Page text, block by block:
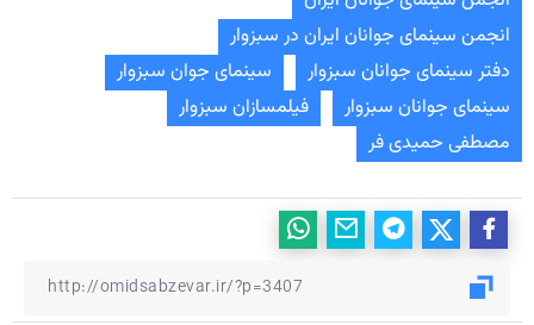
انجمن سینمای جوانان ایران در سبزوار
دفتر سینمای جوانان سبزوار
سینمای جوان سبزوار
سینمای جوانان سبزوار
فیلمسازان سبزوار
مصطفی حمیدی فر